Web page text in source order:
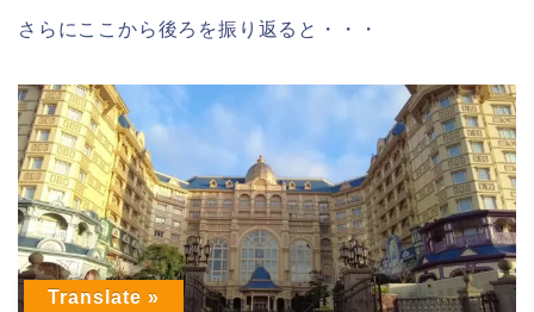
さらにここから後ろを振り返ると・・・
Translate »